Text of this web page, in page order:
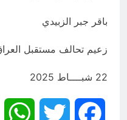
باقر جبر الزبيدي
زعيم تحالف مستقبل
22 شبــــاط 2025
Facebook
Twitter